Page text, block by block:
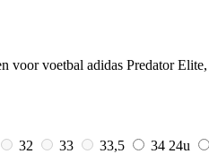
voor voetbal adidas Predator
32 33 33,5 34 24u